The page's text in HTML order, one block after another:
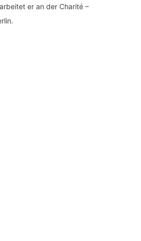
er an der Charité –